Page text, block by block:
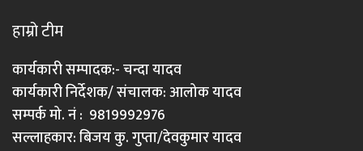
हाम्रो टीम
कार्यकारी सम्पादक:- चन्दा यादव
कार्यकारी निर्देशक/ संचालक: आलोक यादव
सम्पर्क मो. नं : 9819992976
सल्लाहकार: बिजय कु. गुप्ता/देवकुमार यादव